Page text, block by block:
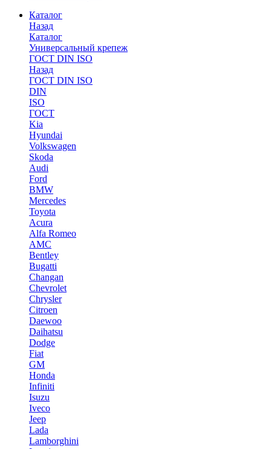
Каталог
Назад
Каталог
Универсальный крепеж
ГОСТ DIN ISO
Назад
ГОСТ DIN ISO
DIN
ISO
ГОСТ
Kia
Hyundai
Volkswagen
Skoda
Audi
Ford
BMW
Mercedes
Toyota
Acura
Alfa Romeo
AMC
Bentley
Bugatti
Changan
Chevrolet
Chrysler
Citroen
Daewoo
Daihatsu
Dodge
Fiat
GM
Honda
Infiniti
Isuzu
Iveco
Jeep
Lada
Lamborghini